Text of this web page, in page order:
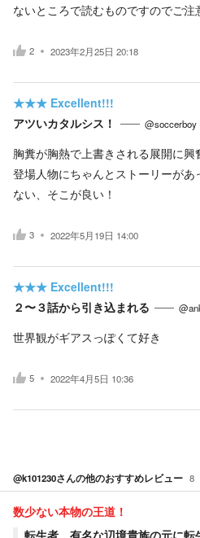
ないところで読むものですのでご注
2 2023年2月25日 20:18
★★★ Excellent!!!
アツいカタルシス！
@soccerboy
胸糞が胸熱で上書きされる展開に興
登場人物にちゃんとストーリーが
ない、そこが良い！
3 2022年5月19日 14:00
★★★ Excellent!!!
２〜３話から引き込まれる
世界観がギアスっぽくて好き
5 2022年4月5日 10:36
@k101230さんの他のおすすめレビュー 8
数少ない本物の王道！
転生者、有名な辺境貴族の元に